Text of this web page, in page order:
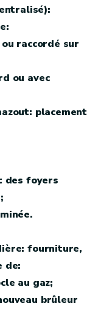
raccordé sur
ou avec
placement
des foyers
fourniture,
de:
au gaz;
brûleur